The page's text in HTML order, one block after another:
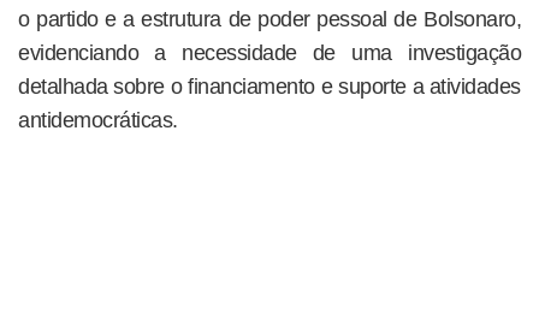
o partido e a estrutura de poder pessoal de Bolsonaro,
evidenciando a necessidade de uma investigação
detalhada sobre o financiamento e suporte a atividades
antidemocráticas.